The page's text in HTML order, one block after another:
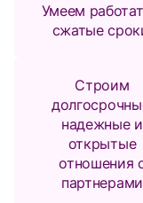
Умеем
сжатые
Строим
надежные и
открытые
отношения
партнерами